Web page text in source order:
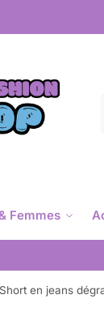
Femmes
Short en jeans